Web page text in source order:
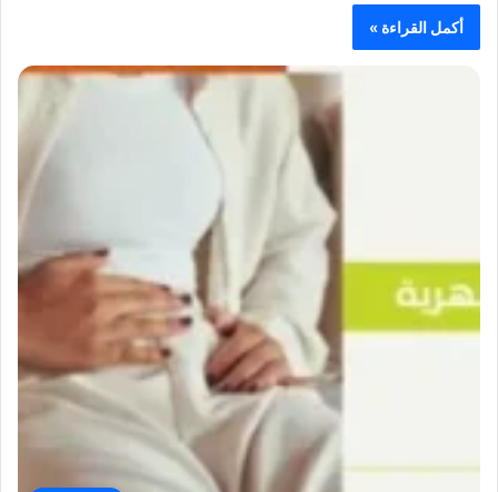
أكمل القراءة »